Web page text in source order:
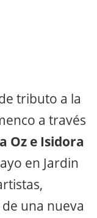
tributo a la
a través
Oz e Isidora
en Jardin
una nueva